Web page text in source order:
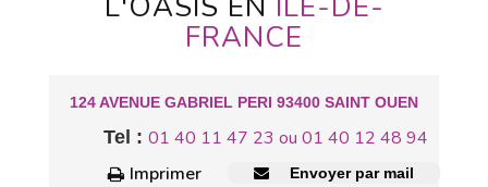
FRANCE
124 AVENUE GABRIEL PERI 93400 SAINT OUEN
Tel : 01 40 11 47 23 ou 01 40 12 48 94
Imprimer
Envoyer par mail